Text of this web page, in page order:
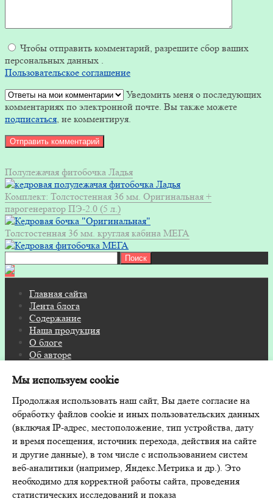
Чтобы отправить комментарий, разрешите сбор ваших
персональных данных .
Пользовательское соглашение
Уведомить меня о последующих
комментариях по электронной почте. Вы также можете
подписаться, не комментируя.
Полулежачая фитобочка Ладья
Комплект: Толстостенная 36 мм. Оригинальная +
парогенератор ПЭ-2.0 (5 л.)
Толстостенная 36 мм. круглая кабина МЕГА
Главная сайта
Лента блога
Содержание
Наша продукция
О блоге
Об авторе
© 2026 Блог на FITOSAUNA.RU · Дизайн и поддержка:
GoodwinPress.ru
Главная сайта
Лента блога
Содержание
Наша продукция
Мы используем cookie
Продолжая использовать наш сайт, Вы даете согласие на
обработку файлов cookie и иных пользовательских данных
(включая IP-адрес, местоположение, тип устройства, дату
и время посещения, источник перехода, действия на сайте
и другие данные), в том числе с использованием систем
веб-аналитики (например, Яндекс.Метрика и др.). Это
необходимо для корректной работы сайта, проведения
статистических исследований и показа